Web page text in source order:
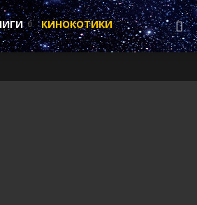
КИНОКОТИКИ